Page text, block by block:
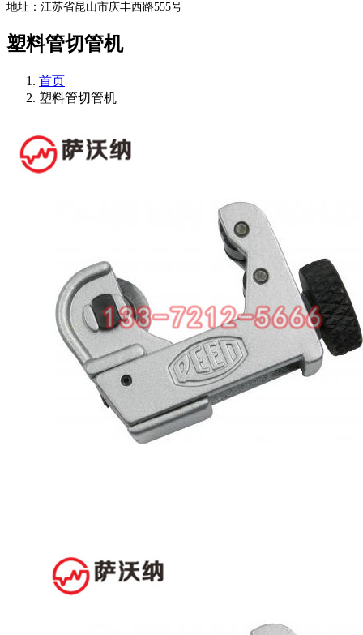
地址：江苏省昆山市庆丰西路555号
塑料管切管机
首页
塑料管切管机